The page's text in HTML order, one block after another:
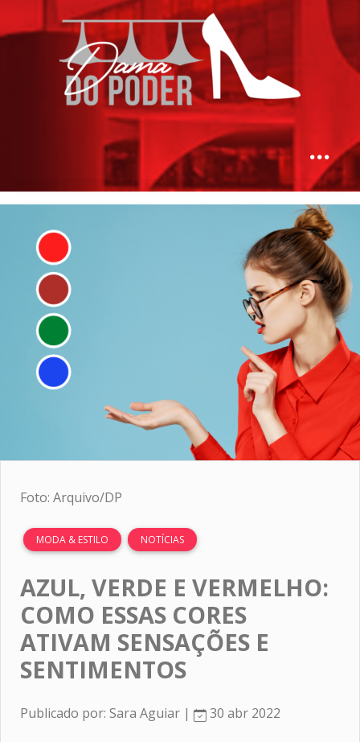
Foto: Arquivo/DP
MODA & ESTILO NOTÍCIAS
AZUL, VERDE E VERMELHO:
COMO ESSAS CORES
ATIVAM SENSAÇÕES E
SENTIMENTOS
Publicado por: Sara Aguiar | 30 abr 2022